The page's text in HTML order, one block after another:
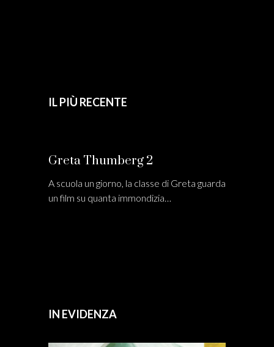
IL PIÙ RECENTE
Greta Thumberg 2
A scuola un giorno, la classe di Greta guarda
un film su quanta immondizia…
IN EVIDENZA